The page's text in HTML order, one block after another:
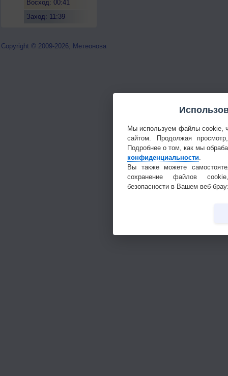
Восход: 00:41
Заход: 11:39
Copyright © 2009-2026, Метеонова
Мы используем файлы cookie,
сайтом. Продолжая
Подробнее о том, как мы
конфиденциальности
Вы также можете
сохранение файлов
безопасности в Вашем веб-